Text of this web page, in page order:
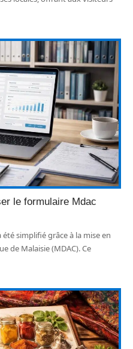
le formulaire Mdac
simplifié grâce à la mise en
de Malaisie (MDAC). Ce